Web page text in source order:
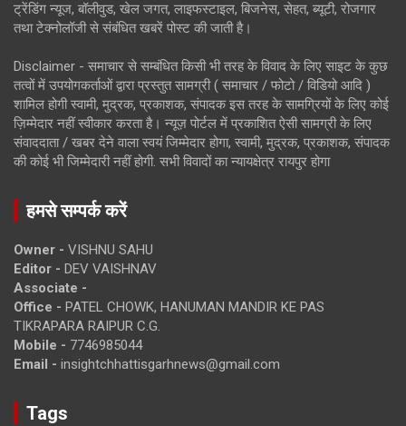
ट्रेंडिंग न्यूज, बॉलीवुड, खेल जगत, लाइफस्टाइल, बिजनेस, सेहत, ब्यूटी, रोजगार
तथा टेक्नोलॉजी से संबंधित खबरें पोस्ट की जाती है।
Disclaimer - समाचार से सम्बंधित किसी भी तरह के विवाद के लिए साइट के कुछ
तत्वों में उपयोगकर्ताओं द्वारा प्रस्तुत सामग्री ( समाचार / फोटो / विडियो आदि )
शामिल होगी स्वामी, मुद्रक, प्रकाशक, संपादक इस तरह के सामग्रियों के लिए कोई
ज़िम्मेदार नहीं स्वीकार करता है। न्यूज़ पोर्टल में प्रकाशित ऐसी सामग्री के लिए
संवाददाता / खबर देने वाला स्वयं जिम्मेदार होगा, स्वामी, मुद्रक, प्रकाशक, संपादक
की कोई भी जिम्मेदारी नहीं होगी. सभी विवादों का न्यायक्षेत्र रायपुर होगा
हमसे सम्पर्क करें
Owner - VISHNU SAHU
Editor - DEV VAISHNAV
Associate -
Office - PATEL CHOWK, HANUMAN MANDIR KE PAS
TIKRAPARA RAIPUR C.G.
Mobile - 7746985044
Email - insightchhattisgarhnews@gmail.com
Tags